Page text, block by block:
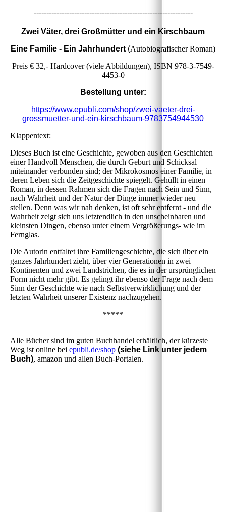
---------------------------------------------------------------
Zwei Väter, drei Großmütter und ein Kirschbaum
Eine Familie - Ein Jahrhundert (Autobiografischer Roman)
Preis € 32,- Hardcover (viele Abbildungen), ISBN 978-3-7549-
4453-0
Bestellung unter:
https://www.epubli.com/shop/zwei-vaeter-drei-
grossmuetter-und-ein-kirschbaum-9783754944530
Klappentext:
Dieses Buch ist eine Geschichte, gewoben aus den Geschichten
einer Handvoll Menschen, die durch Geburt und Schicksal
miteinander verbunden sind; der Mikrokosmos einer Familie, in
deren Leben sich die Zeitgeschichte spiegelt. Gehüllt in einen
Roman, in dessen Rahmen sich die Fragen nach Sein und Sinn,
nach Wahrheit und der Natur der Dinge immer wieder neu
stellen. Denn was wir nah denken, ist oft sehr entfernt - und die
Wahrheit zeigt sich uns letztendlich in den unscheinbaren und
kleinsten Dingen, ebenso unter einem Vergrößerungs- wie im
Fernglas.
Die Autorin entfaltet ihre Familiengeschichte, die sich über ein
ganzes Jahrhundert zieht, über vier Generationen in zwei
Kontinenten und zwei Landstrichen, die es in der ursprünglichen
Form nicht mehr gibt. Es gelingt ihr ebenso der Frage nach dem
Sinn der Geschichte wie nach Selbstverwirklichung und der
letzten Wahrheit unserer Existenz nachzugehen.
*****
Alle Bücher sind im guten Buchhandel erhältlich, der kürzeste
Weg ist online bei epubli.de/shop (siehe Link unter jedem
Buch), amazon und allen Buch-Portalen.